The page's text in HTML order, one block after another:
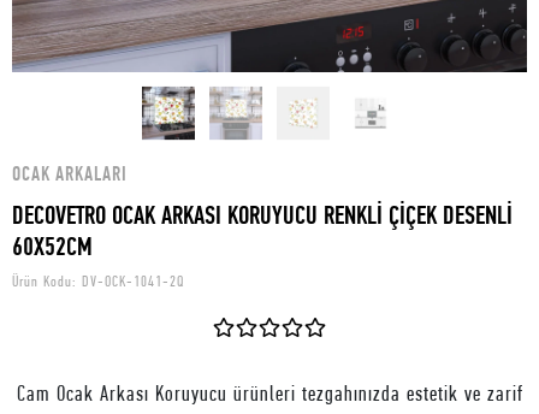
OCAK ARKALARI
DECOVETRO OCAK ARKASI KORUYUCU RENKLİ ÇİÇEK DESENLİ
60X52CM
Ürün Kodu: DV-OCK-1041-2Q
Cam Ocak Arkası Koruyucu ürünleri tezgahınızda estetik ve zarif